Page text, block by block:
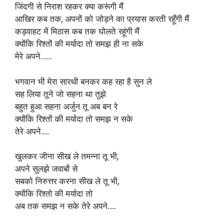
जिंदगी से निराश रहकर क्या करूंगी मैं
आखिर कब तक, अपनों को जोड़ने का प्रयास करती रहूँगी मैं
कड़वाहट में मिठास कब तक घोलते रहूंगी मैं
क्योंकि रिश्तों की मर्यादा तो समझ ही ना सके
मेरे अपने…….
भगवान भी मेरा सारथी बनकर कह रहा है सुन ले
सह लिया तूने जो सहना था तुझे
बहुत हुआ सहना अर्जुन तू अब बन रे
क्योंकि रिश्तों की मर्यादा तो समझ न सके
तेरे अपने…..
खुलकर जीना सीख ले तमन्ना तू भी,
अपने सुलझे जवाबों से
सबको निरुत्तर करना सीख ले तू भी,
क्योंकि रिश्तो की मर्यादा तो
अब तक समझ न सके तेरे अपने…..